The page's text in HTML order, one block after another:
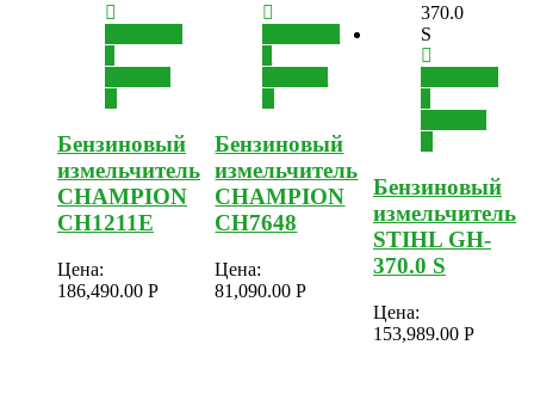
Бензиновый
измельчитель
CHAMPION
CH1211E
Цена:
186,490.00 Р
Бензиновый
измельчитель
CHAMPION
CH7648
Цена:
81,090.00Р
Бензиновый
измельчитель
STIHL GH-
370.0 S
Цена:
153,989.00 Р